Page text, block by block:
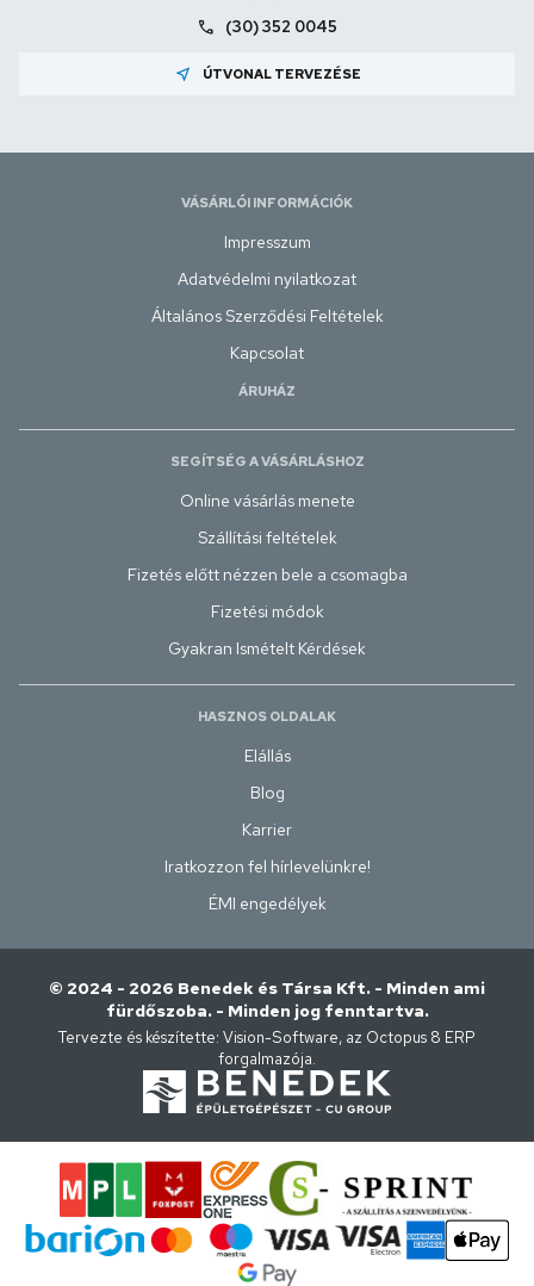
call (30) 352 0045
near_me ÚTVONAL TERVEZÉSE
VÁSÁRLÓI INFORMÁCIÓK
Impresszum
Adatvédelmi nyilatkozat
Általános Szerződési Feltételek
Kapcsolat
ÁRUHÁZ
SEGÍTSÉG A VÁSÁRLÁSHOZ
Online vásárlás menete
Szállítási feltételek
Fizetés előtt nézzen bele a csomagba
Fizetési módok
Gyakran Ismételt Kérdések
HASZNOS OLDALAK
Elállás
Blog
Karrier
Iratkozzon fel hírlevelünkre!
ÉMI engedélyek
© 2024 - 2026 Benedek és Társa Kft. - Minden ami
fürdőszoba. - Minden jog fenntartva.
Tervezte és készítette: Vision-Software, az Octopus 8 ERP
forgalmazója.